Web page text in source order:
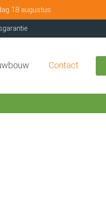
18 augustus.
Contact